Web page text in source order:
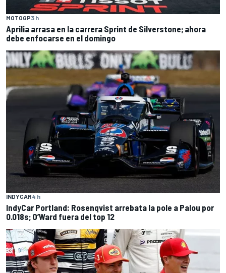
MOTOGP3 h
Aprilia arrasa en la carrera Sprint de Silverstone; ahora
debe enfocarse en el domingo
INDYCAR4 h
IndyCar Portland: Rosenqvist arrebata la pole a Palou por
0.018s; O’Ward fuera del top 12